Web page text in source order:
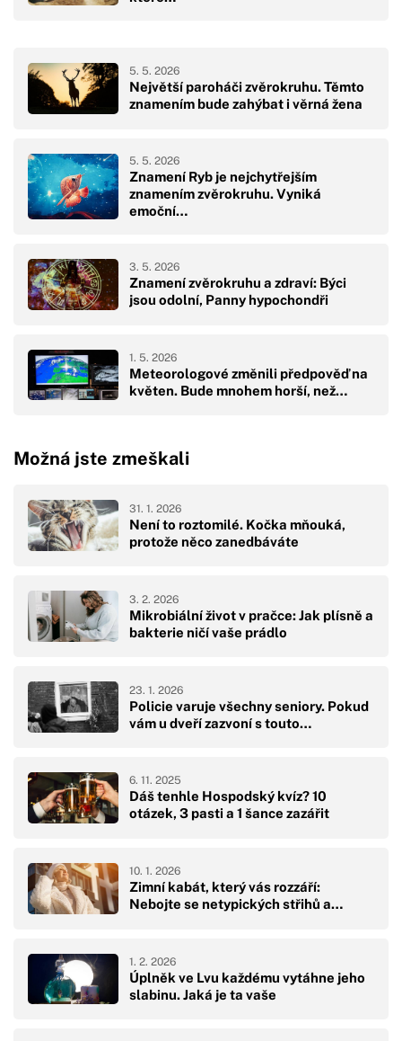
Největší paroháči zvěrokruhu. Těmto
znamením bude zahýbat i věrná žena
5. 5. 2026
Znamení Ryb je nejchytřejším
znamením zvěrokruhu. Vyniká
emoční…
5. 5. 2026
Znamení zvěrokruhu a zdraví: Býci
jsou odolní, Panny hypochondři
3. 5. 2026
Meteorologové změnili předpověď na
květen. Bude mnohem horší, než…
1. 5. 2026
Možná jste zmeškali
Není to roztomilé. Kočka mňouká,
protože něco zanedbáváte
31. 1. 2026
Mikrobiální život v pračce: Jak plísně a
bakterie ničí vaše prádlo
3. 2. 2026
Policie varuje všechny seniory. Pokud
vám u dveří zazvoní s touto…
23. 1. 2026
Dáš tenhle Hospodský kvíz? 10
otázek, 3 pasti a 1 šance zazářit
6. 11. 2025
Zimní kabát, který vás rozzáří:
Nebojte se netypických střihů a…
10. 1. 2026
Úplněk ve Lvu každému vytáhne jeho
slabinu. Jaká je ta vaše
1. 2. 2026